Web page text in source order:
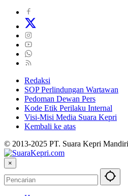
Redaksi
SOP Perlindungan Wartawan
Pedoman Dewan Pers
Kode Etik Perilaku Internal
Visi-Misi Media Suara Kepri
Kembali ke atas
© 2013-2025 PT. Suara Kepri Mandiri
×